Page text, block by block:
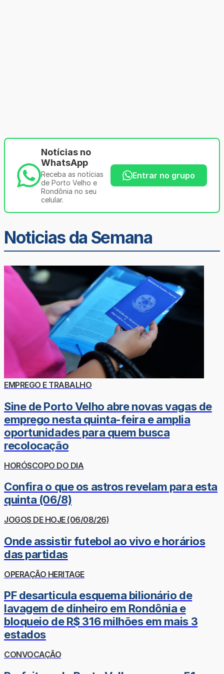
Notícias no
WhatsApp
Receba as notícias
de Porto Velho e
Rondônia no seu
celular.
Entrar no grupo
Noticias da Semana
EMPREGO E TRABALHO
Sine de Porto Velho abre novas vagas de
emprego nesta quinta-feira e amplia
oportunidades para quem busca
recolocação
HORÓSCOPO DO DIA
Confira o que os astros revelam para esta
quinta (06/8)
JOGOS DE HOJE (06/08/26)
Onde assistir futebol ao vivo e horários
das partidas
OPERAÇÃO HERITAGE
PF desarticula esquema bilionário de
lavagem de dinheiro em Rondônia e
bloqueio de R$ 316 milhões em mais 3
estados
CONVOCAÇÃO